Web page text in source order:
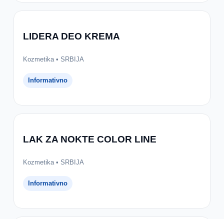
LIDERA DEO KREMA
Kozmetika • SRBIJA
Informativno
LAK ZA NOKTE COLOR LINE
Kozmetika • SRBIJA
Informativno